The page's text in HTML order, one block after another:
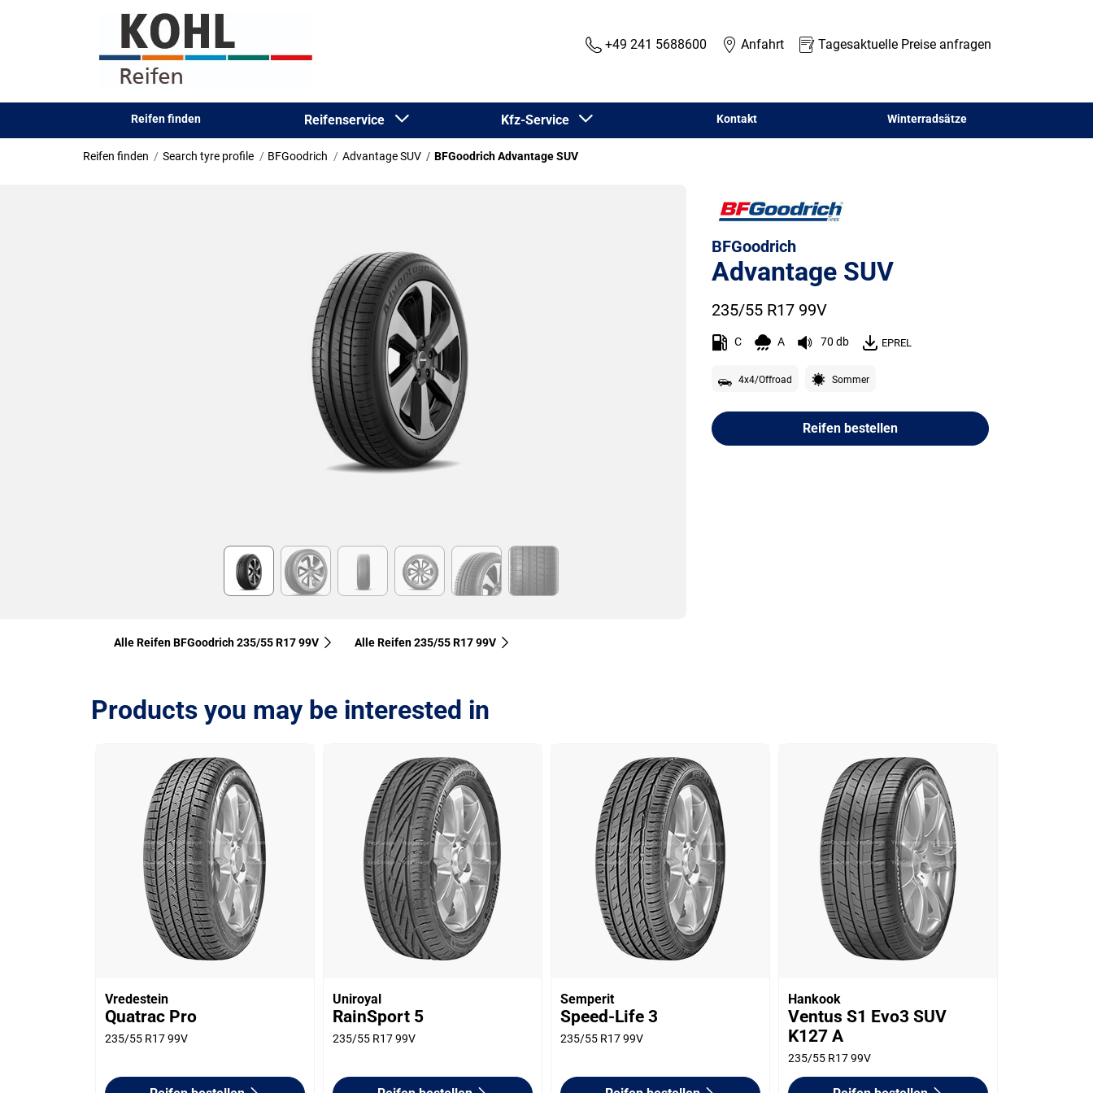
+49 241 5688600 Anfahrt Tagesaktuelle Preise anfragen
Reifen finden Reifenservice Kfz-Service Kontakt Winterradsätze
Reifen finden Search tyre profile BFGoodrich Advantage SUV BFGoodrich Advantage SUV
Alle Reifen BFGoodrich 235/55 R17 99V Alle Reifen‎ 235/55 R17 99V
BFGoodrich
Advantage SUV
235/55 R17 99V
C A 70 db EPREL
4x4/Offroad Sommer
Reifen bestellen
Products you may be interested in
Vredestein
Quatrac Pro
235/55 R17 99V
Uniroyal
RainSport 5
235/55 R17 99V
Semperit
Speed-Life 3
235/55 R17 99V
Hankook
Ventus S1 Evo3 SUV
K127 A
235/55 R17 99V